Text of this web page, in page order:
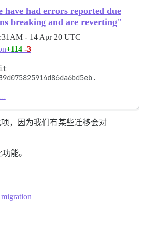
have had errors reported due
breaking and are reverting"
- 14 Apr 20 UTC
+114 -3
…
，因为我们有某些迁移会对
能。